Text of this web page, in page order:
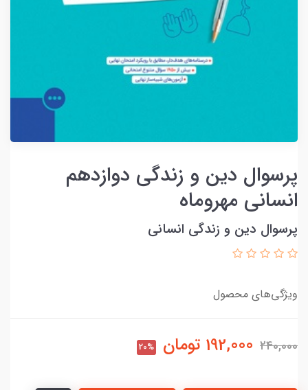
پرسوال دین و زندگی دوازدهم
انسانی مهروماه
پرسوال دین و زندگی انسانی
ویژگی‌های محصول
240,000
192,000 تومان 20%